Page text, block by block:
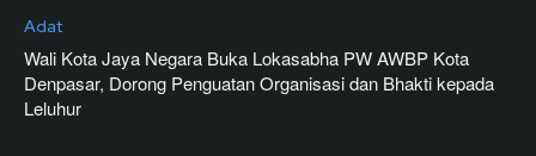
Adat
Wali Kota Jaya Negara Buka Lokasabha PW AWBP Kota
Denpasar, Dorong Penguatan Organisasi dan Bhakti kepada
Leluhur